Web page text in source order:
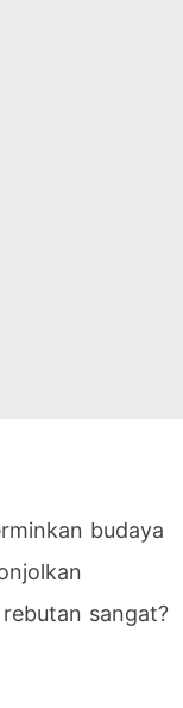
budaya
sangat?